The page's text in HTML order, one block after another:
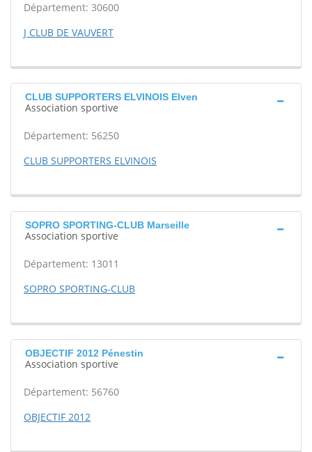
Département: 30600
J CLUB DE VAUVERT
CLUB SUPPORTERS ELVINOIS Elven
Association sportive
Département: 56250
CLUB SUPPORTERS ELVINOIS
SOPRO SPORTING-CLUB Marseille
Association sportive
Département: 13011
SOPRO SPORTING-CLUB
OBJECTIF 2012 Pénestin
Association sportive
Département: 56760
OBJECTIF 2012